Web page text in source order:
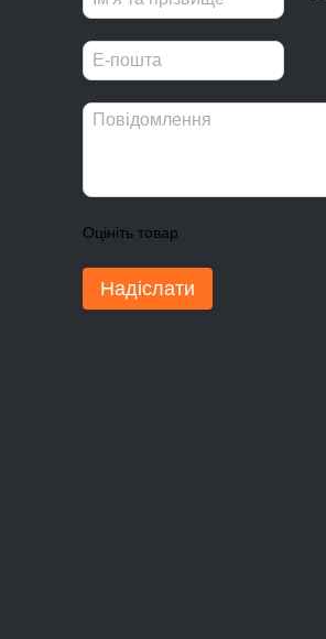
Оцініть товар
Надіслати